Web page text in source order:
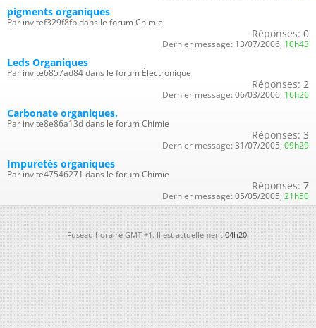
pigments organiques
Par invitef329f8fb dans le forum Chimie
Réponses: 0
Dernier message: 13/07/2006, 10h43
Leds Organiques
Par invite6857ad84 dans le forum Électronique
Réponses: 2
Dernier message: 06/03/2006, 16h26
Carbonate organiques.
Par invite8e86a13d dans le forum Chimie
Réponses: 3
Dernier message: 31/07/2005, 09h29
Impuretés organiques
Par invite47546271 dans le forum Chimie
Réponses: 7
Dernier message: 05/05/2005, 21h50
Fuseau horaire GMT +1. Il est actuellement04h20.